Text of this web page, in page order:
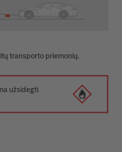
transporto priemonių.
užsidegti